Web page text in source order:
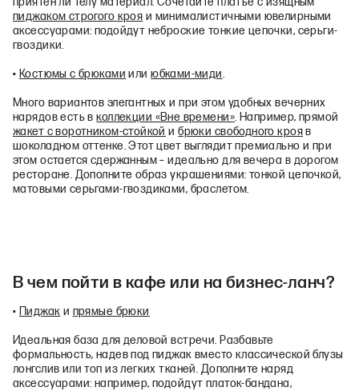
приятен ли телу материал. Сочетайте платье с изящным
пиджаком строгого кроя и минималистичными ювелирными
аксессуарами: подойдут неброские тонкие цепочки, серьги-
гвоздики.
• Костюмы с брюками илиюбками-миди.
Много вариантов элегантных и при этом удобных вечерних
нарядов есть вколлекции «Вне времени». Например, прямой
жакет с воротником-стойкой ибрюки свободного кроя в
шоколадном оттенке. Этот цвет выглядит премиально и при
этом остается сдержанным – идеально для вечера в дорогом
ресторане. Дополните образ украшениями: тонкой цепочкой,
матовыми серьгами-гвоздиками, браслетом.
В чем пойти в кафе или на бизнес‑ланч?
• Пиджак и прямые брюки
Идеальная база для деловой встречи. Разбавьте
формальность, надев под пиджак вместо классической блузы
лонгслив или топ из легких тканей. Дополните наряд
аксессуарами: например, подойдут платок‑бандана,